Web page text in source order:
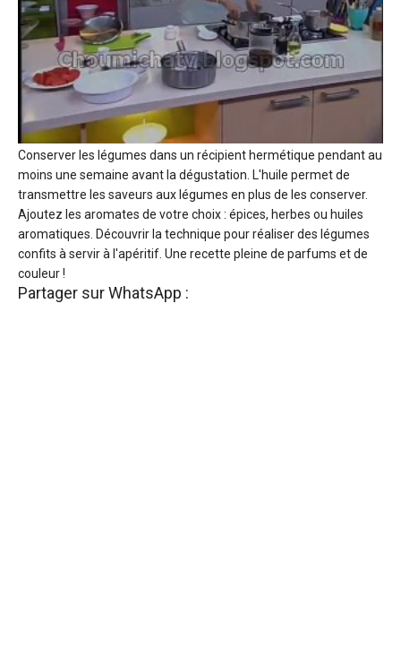
Conserver les légumes dans un récipient hermétique pendant au
moins une semaine avant la dégustation. L'huile permet de
transmettre les saveurs aux légumes en plus de les conserver.
Ajoutez les aromates de votre choix : épices, herbes ou huiles
aromatiques. Découvrir la technique pour réaliser des légumes
confits à servir à l'apéritif. Une recette pleine de parfums et de
couleur !
Partager sur WhatsApp :